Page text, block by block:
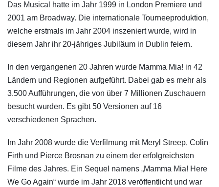
Das Musical hatte im Jahr 1999 in London Premiere und
2001 am Broadway. Die internationale Tourneeproduktion,
welche erstmals im Jahr 2004 inszeniert wurde, wird in
diesem Jahr ihr 20-jähriges Jubiläum in Dublin feiern.
In den vergangenen 20 Jahren wurde Mamma Mia! in 42
Ländern und Regionen aufgeführt. Dabei gab es mehr als
3.500 Aufführungen, die von über 7 Millionen Zuschauern
besucht wurden. Es gibt 50 Versionen auf 16
verschiedenen Sprachen.
Im Jahr 2008 wurde die Verfilmung mit Meryl Streep, Colin
Firth und Pierce Brosnan zu einem der erfolgreichsten
Filme des Jahres. Ein Sequel namens „Mamma Mia! Here
We Go Again“ wurde im Jahr 2018 veröffentlicht und war